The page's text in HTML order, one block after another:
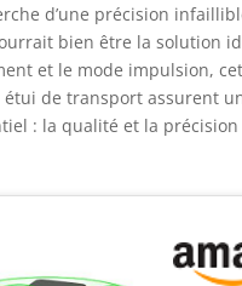
d’une précision
bien être la solution
et le mode impulsion,
étui de transport assurent
: la qualité et la